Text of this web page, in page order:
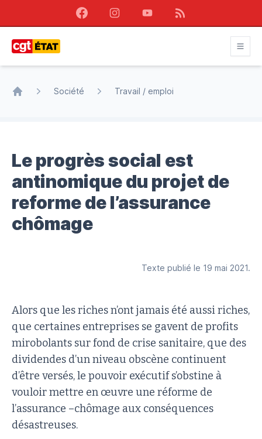
FacebookInstagramYoutubeRSS
Société Travail / emploi
Le progrès social est
antinomique du projet de
reforme de l’assurance
chômage
Texte publié le 19 mai 2021.
Alors que les riches n’ont jamais été aussi riches,
que certaines entreprises se gavent de profits
mirobolants sur fond de crise sanitaire, que des
dividendes d’un niveau obscène continuent
d’être versés, le pouvoir exécutif s’obstine à
vouloir mettre en œuvre une réforme de
l’assurance –chômage aux conséquences
désastreuses.